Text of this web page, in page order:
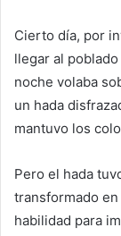
Cierto día, por
llegar al
noche volaba
un hada
mantuvo los
Pero el hada
transformado
habilidad para